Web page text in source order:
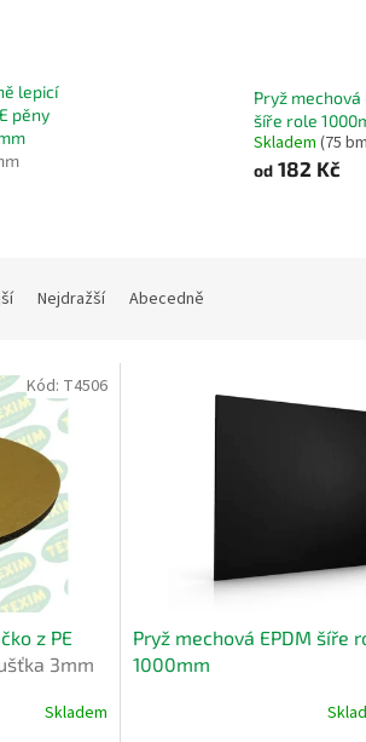
lepicí
pěny
Pryž mechová
šíře role
Skladem (75
od182 Kč
Nejdražší Abecedně
z PE
3mm
Skladem
Kód: T4506
Pryž mechová EPDM šíře
1000mm